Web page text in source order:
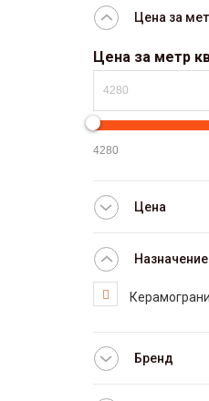
Цена за
Цена за метр
Цена
Назначение
Бренд